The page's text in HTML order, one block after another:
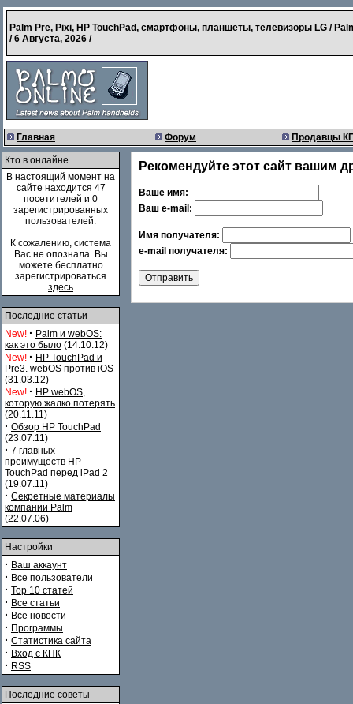
Palm Pre, Pixi, HP TouchPad, смартфоны, планшеты, телевизоры LG /
/6 Августа, 2026 /
Главная Форум Продавцы
Кто в онлайне
В настоящий момент на
сайте находится 47
посетителей и 0
зарегистрированных
пользователей.
К сожалению, система
Вас не опознала. Вы
можете бесплатно
зарегистрироваться
здесь
Последние статьи
New! · Palm и webOS:
как это было (14.10.12)
New! · HP TouchPad и
Pre3. webOS против iOS
(31.03.12)
New! · HP webOS,
которую жалко потерять
(20.11.11)
· Обзор HP TouchPad
(23.07.11)
· 7 главных
преимуществ HP
TouchPad перед iPad 2
(19.07.11)
· Секретные материалы
компании Palm
(22.07.06)
Настройки
· Ваш аккаунт
· Все пользователи
· Top 10 статей
· Все статьи
· Все новости
· Программы
· Статистика сайта
· Вход с КПК
· RSS
Последние советы
Рекомендуйте этот сайт вашим
Ваше имя:
Ваш e-mail:
Имя получателя:
e-mail получателя: